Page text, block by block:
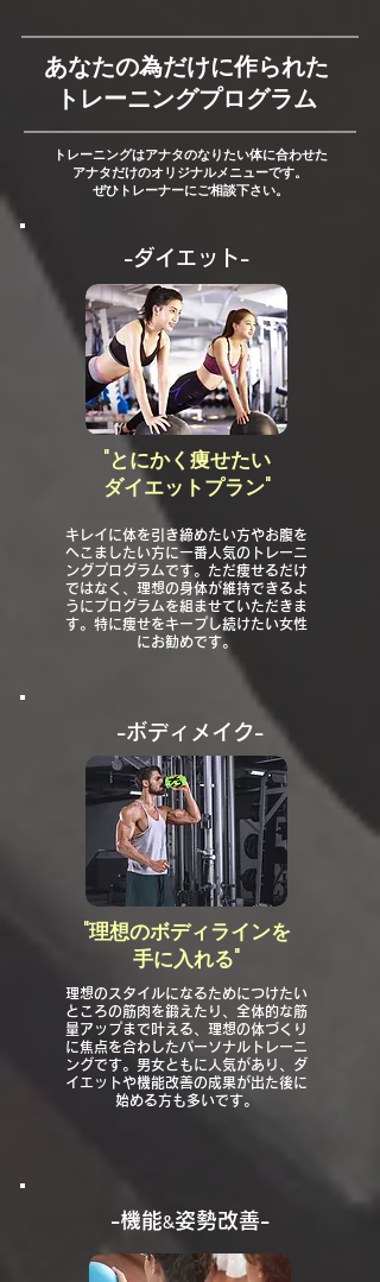
あなたの為だけに作られた
トレーニングプログラム
トレーニングはアナタのなりたい体に合わせた
アナタだけのオリジナルメニューです。
ぜひトレーナーにご相談下さい。
-ダイエット-
"とにかく痩せたい
ダイエットプラン"
キレイに体を引き締めたい方やお腹を
へこましたい方に一番人気のトレーニ
ングプログラムです。ただ痩せるだけ
ではなく、理想の身体が維持できるよ
うにプログラムを組ませていただきま
す。特に痩せをキープし続けたい女性
にお勧めです。
​-ボディメイク-
"理想のボディラインを
手に入れる"
理想のスタイルになるためにつけたい
ところの筋肉を鍛えたり、全体的な筋
量アップまで叶える、理想の体づくり
に焦点を合わしたパーソナルトレーニ
ングです。男女ともに人気があり、ダ
イエットや機能改善の成果が出た後に
始める方も多いです。
​-機能&姿勢改善-